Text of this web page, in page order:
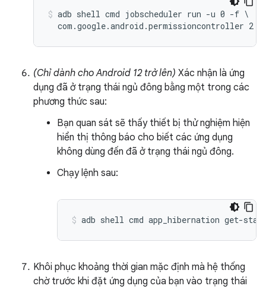
adb shell cmd jobscheduler run -u 0 -f \
(Chỉ dành cho Android 12 trở lên) Xác nhận là ứng
dụng đã ở trạng thái ngủ đông bằng một trong các
phương thức sau:
Bạn quan sát sẽ thấy thiết bị thử nghiệm hiện
hiển thị thông báo cho biết các ứng dụng
không dùng đến đã ở trạng thái ngủ đông.
Chạy lệnh sau:
adb shell cmd app_hibernation get-
Khôi phục khoảng thời gian mặc định mà hệ thống
chờ trước khi đặt ứng dụng của bạn vào trạng thái